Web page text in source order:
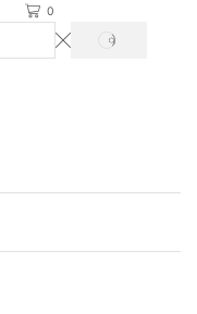
0
PROCURAR